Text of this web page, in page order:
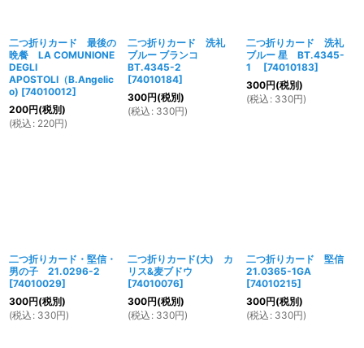
二つ折りカード 最後の
晩餐 LA COMUNIONE
DEGLI
APOSTOLI（B.Angelic
o) [74010012]
200円(税別)
(税込 : 220円)
二つ折りカード 洗礼
ブルー ブランコ
BT.4345-2
[74010184]
300円(税別)
(税込 : 330円)
二つ折りカード 洗礼
ブルー 星 BT.4345-
1
[74010183]
300円(税別)
(税込 : 330円)
二つ折りカード・堅信・
男の子 21.0296-2
[74010029]
300円(税別)
(税込 : 330円)
二つ折りカード(大) カ
リス&麦ブドウ
[74010076]
300円(税別)
(税込 : 330円)
二つ折りカード 堅信
21.0365-1GA
[74010215]
300円(税別)
(税込 : 330円)